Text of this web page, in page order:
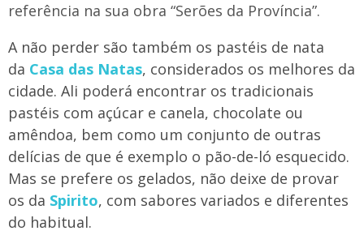
referência na sua obra “Serões da Província”.
A não perder são também os pastéis de nata
da Casa das Natas, considerados os melhores da
cidade. Ali poderá encontrar os tradicionais
pastéis com açúcar e canela, chocolate ou
amêndoa, bem como um conjunto de outras
delícias de que é exemplo o pão-de-ló esquecido.
Mas se prefere os gelados, não deixe de provar
os da Spirito, com sabores variados e diferentes
do habitual.